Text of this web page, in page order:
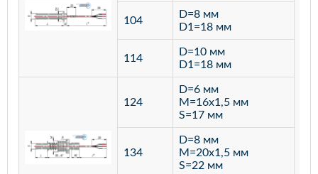
104
D=8 мм
D1=18 мм
114
D=10 мм
D1=18 мм
124
D=6 мм
M=16х1,5 мм
S=17 мм
134
D=8 мм
M=20х1,5 мм
S=22 мм